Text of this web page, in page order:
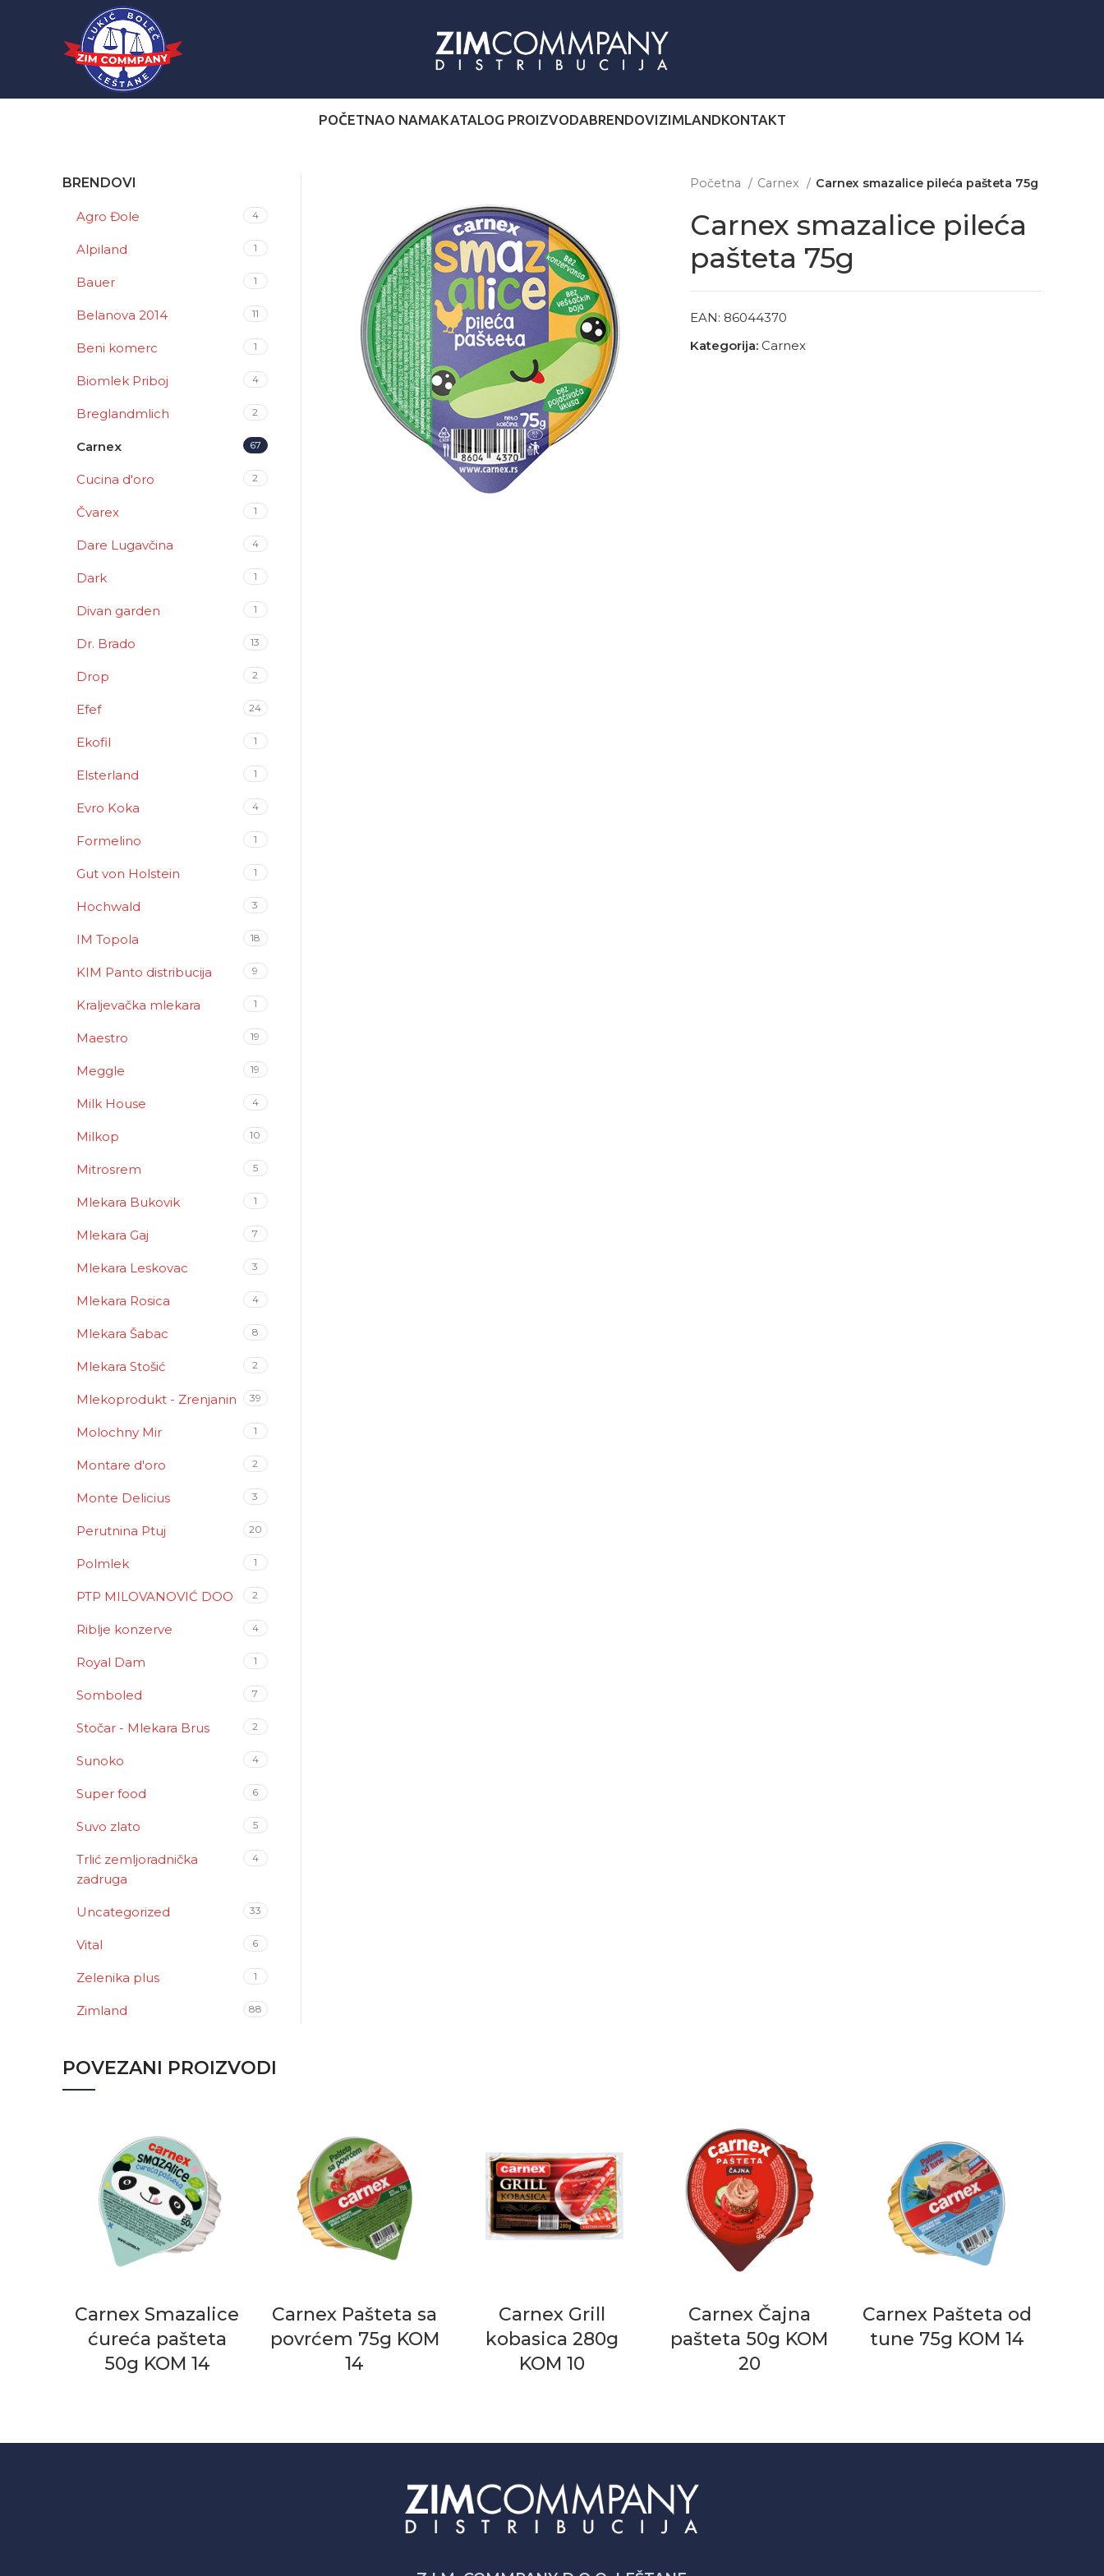
POČETNAO NAMAKATALOG PROIZVODABRENDOVIZIMLANDKONTAKT
Početna Carnex Carnex smazalice pileća pašteta 75g
Carnex smazalice pileća
pašteta 75g
EAN: 86044370
Kategorija: Carnex
BRENDOVI
Agro Đole 4
Alpiland 1
Bauer 1
Belanova 2014 11
Beni komerc 1
Biomlek Priboj 4
Breglandmlich 2
Carnex 67
Cucina d'oro 2
Čvarex 1
Dare Lugavčina 4
Dark 1
Divan garden 1
Dr. Brado 13
Drop 2
Efef 24
Ekofil 1
Elsterland 1
Evro Koka 4
Formelino 1
Gut von Holstein 1
Hochwald 3
IM Topola 18
KIM Panto distribucija 9
Kraljevačka mlekara 1
Maestro 19
Meggle 19
Milk House 4
Milkop 10
Mitrosrem 5
Mlekara Bukovik 1
Mlekara Gaj 7
Mlekara Leskovac 3
Mlekara Rosica 4
Mlekara Šabac 8
Mlekara Stošić 2
Mlekoprodukt - Zrenjanin 39
Molochny Mir 1
Montare d'oro 2
Monte Delicius 3
Perutnina Ptuj 20
Polmlek 1
PTP MILOVANOVIĆ DOO 2
Riblje konzerve 4
Royal Dam 1
Somboled 7
Stočar - Mlekara Brus 2
Sunoko 4
Super food 6
Suvo zlato 5
Trlić zemljoradnička
zadruga
4
Uncategorized 33
Vital 6
Zelenika plus 1
Zimland 88
POVEZANI PROIZVODI
Carnex Smazalice
ćureća pašteta
50g KOM 14
Carnex Pašteta sa
povrćem 75g KOM
14
Carnex Grill
kobasica 280g
KOM 10
Carnex Čajna
pašteta 50g KOM
20
Carnex Pašteta od
tune 75g KOM 14